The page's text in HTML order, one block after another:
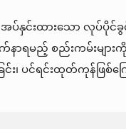
အရ အပ်နှင်းထားသော
လိုက်နာရမည့် စည်းကမ်
ပင်ရင်းထုတ်ကုန်ဖြစ်က